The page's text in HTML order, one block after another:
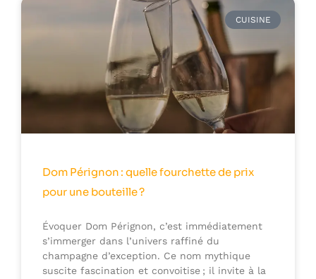
CUISINE
Dom Pérignon : quelle fourchette de prix
pour une bouteille ?
Évoquer Dom Pérignon, c’est immédiatement
s’immerger dans l’univers raffiné du
champagne d’exception. Ce nom mythique
suscite fascination et convoitise ; il invite à la